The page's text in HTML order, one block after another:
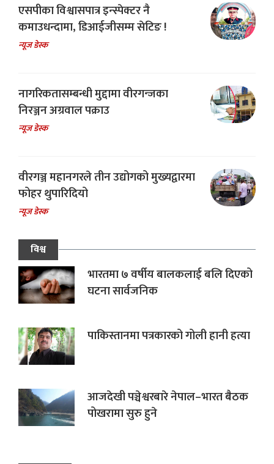
एसपीका विश्वासपात्र इन्स्पेक्टर नै
कमाउधन्दामा, डिआईजीसम्म सेटिङ !
न्यूज डेस्क
नागरिकतासम्बन्धी मुद्दामा वीरगन्जका
निरञ्जन अग्रवाल पक्राउ
न्यूज डेस्क
वीरगञ्ज महानगरले तीन उद्योगको मुख्यद्वारमा
फोहर थुपारिदियो
न्यूज डेस्क
विश्व
भारतमा ७ वर्षीय बालकलाई बलि दिएको
घटना सार्वजनिक
पाकिस्तानमा पत्रकारको गोली हानी हत्या
आजदेखी पञ्चेश्वरबारे नेपाल–भारत बैठक
पोखरामा सुरु हुने